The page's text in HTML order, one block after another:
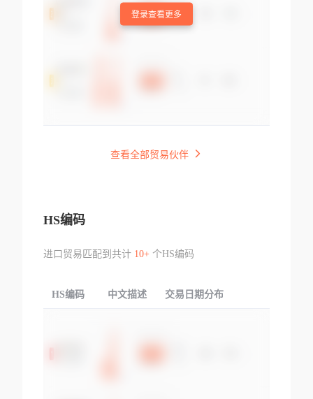
登录查看更多
查看全部贸易伙伴
HS编码
进口贸易匹配到共计 10+个HS编码
HS编码 中文描述 交易日期分布